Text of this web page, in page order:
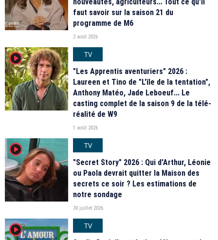
faut savoir sur la saison 21 du
programme de M6
2 août 2026
player2
TV
"Les Apprentis aventuriers" 2026 :
Laureen et Tino de "L'île de la tentation",
Anthony Matéo, Jade Leboeuf... Le
casting complet de la saison 9 de la télé-
réalité de W9
1 août 2026
player2
TV
"Secret Story" 2026 : Qui d'Arthur, Léonie
ou Paola devrait quitter la Maison des
secrets ce soir ? Les estimations de
notre sondage
30 juillet 2026
player2
TV